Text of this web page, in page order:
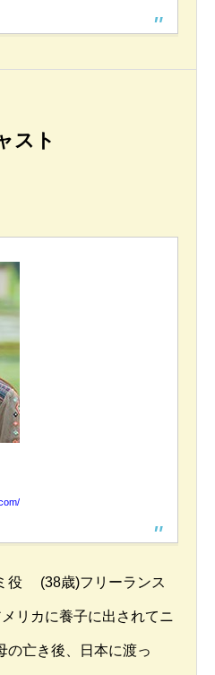
スト
役 (38歳)フリーランス
リカに養子に出されてニ
亡き後、日本に渡っ